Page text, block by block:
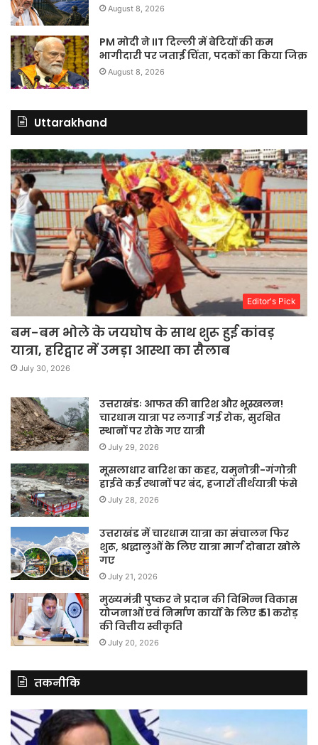
August 8, 2026
PM मोदी ने IIT दिल्ली में बेटियों की कम
भागीदारी पर जताई चिंता, पदकों का किया जिक्र
August 8, 2026
Uttarakhand
Editor's Pick
बम-बम भोले के जयघोष के साथ शुरू हुई कांवड़
यात्रा, हरिद्वार में उमड़ा आस्था का सैलाब
July 30, 2026
उत्तराखंडः आफत की बारिश और भूस्खलन!
चारधाम यात्रा पर लगाई गई रोक, सुरक्षित
स्थानों पर रोके गए यात्री
July 29, 2026
मूसलाधार बारिश का कहर, यमुनोत्री-गंगोत्री
हाईवे कई स्थानों पर बंद, हजारों तीर्थयात्री फंसे
July 28, 2026
उत्तराखंड में चारधाम यात्रा का संचालन फिर
शुरू, श्रद्धालुओं के लिए यात्रा मार्ग दोबारा खोले
गए
July 21, 2026
मुख्यमंत्री पुष्कर ने प्रदान की विभिन्न विकास
योजनाओं एवं निर्माण कार्यों के लिए ₹ 51 करोड़
की वित्तीय स्वीकृति
July 20, 2026
तकनीकि